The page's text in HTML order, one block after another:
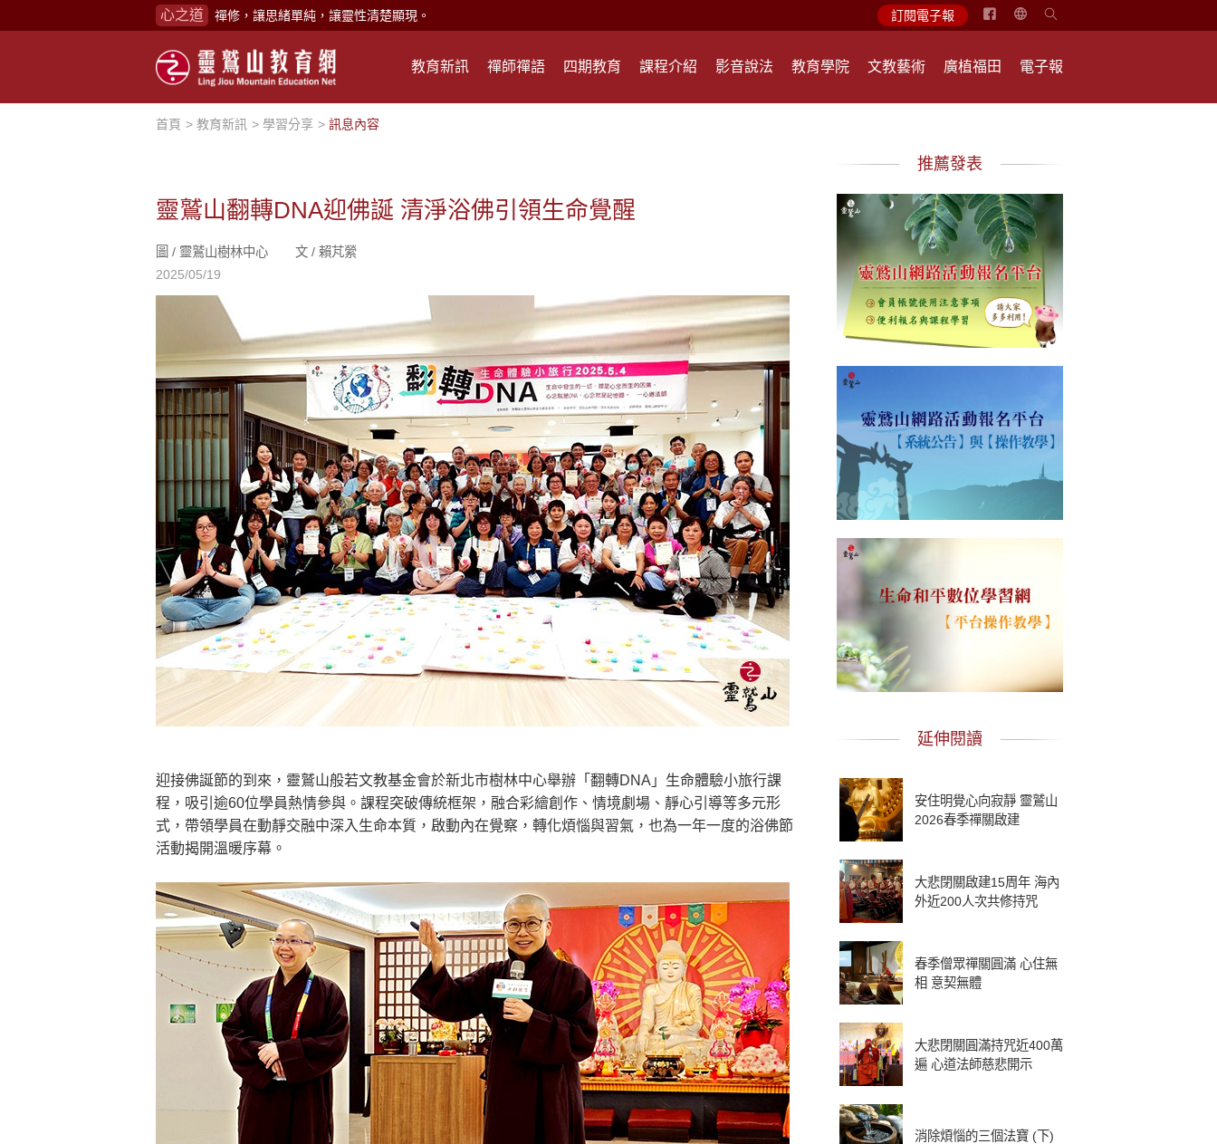
心之道 禪修，讓思緒單純，讓靈性清楚顯現。
念頭在心頭，不舒服；轉個念頭，心頭就開。
煩惱如同下雨，當雨過天晴，雨復何在？
懂得消化煩惱，便能讓生活自在逍遙，讓生命更寬廣。
不執著、不妄想，當下即圓滿。
學佛，就是學著拭去塵埃。
不要看小小的慈悲，它是無盡的善心、無盡的智慧、無盡的接引。
禪修，讓思緒單純，讓靈性清楚顯現。
念頭在心頭，不舒服；轉個念頭，心頭就開。
煩惱如同下雨，當雨過天晴，雨復何在？
懂得消化煩惱，便能讓生活自在逍遙，讓生命更寬廣。
負面是惡業，消極是惡業，悲觀是惡業；正面積極樂觀，就是生活禪。
生命是不斷流動地，安靜下來，才能沉澱，才能傾聽。
不執著、不妄想，當下即圓滿。
訂閱電子報
简
中
教育新訊 禪師禪語 四期教育 課程介紹 影音說法 教育學院 文教藝術 廣植福田 電子報
首頁 教育新訊 學習分享 訊息內容
靈鷲山翻轉DNA迎佛誕 清淨浴佛引領生命覺醒
圖 / 靈鷲山樹林中心 文 / 賴芃縈
2025/05/19
迎接佛誕節的到來，靈鷲山般若文教基金會於新北市樹林中心舉辦「翻轉DNA」生命體驗小旅行課
程，吸引逾60位學員熱情參與。課程突破傳統框架，融合彩繪創作、情境劇場、靜心引導等多元形
式，帶領學員在動靜交融中深入生命本質，啟動內在覺察，轉化煩惱與習氣，也為一年一度的浴佛節
活動揭開溫暖序幕。
推薦發表
延伸閱讀
安住明覺心向寂靜 靈鷲山
2026春季禪關啟建
大悲閉關啟建15周年 海內
外近200人次共修持咒
春季僧眾禪關圓滿 心住無
相 意契無體
大悲閉關圓滿持咒近400萬
遍 心道法師慈悲開示
消除煩惱的三個法寶 (下)